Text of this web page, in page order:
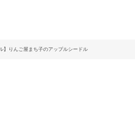
】りんご屋まち子のアップルシードル